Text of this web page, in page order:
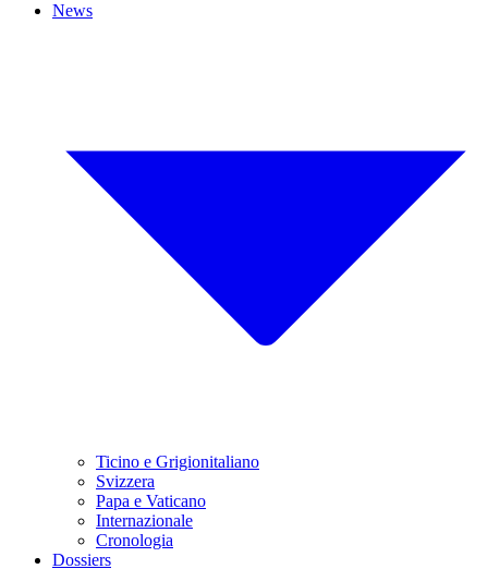
News
Ticino e Grigionitaliano
Svizzera
Papa e Vaticano
Internazionale
Cronologia
Dossiers